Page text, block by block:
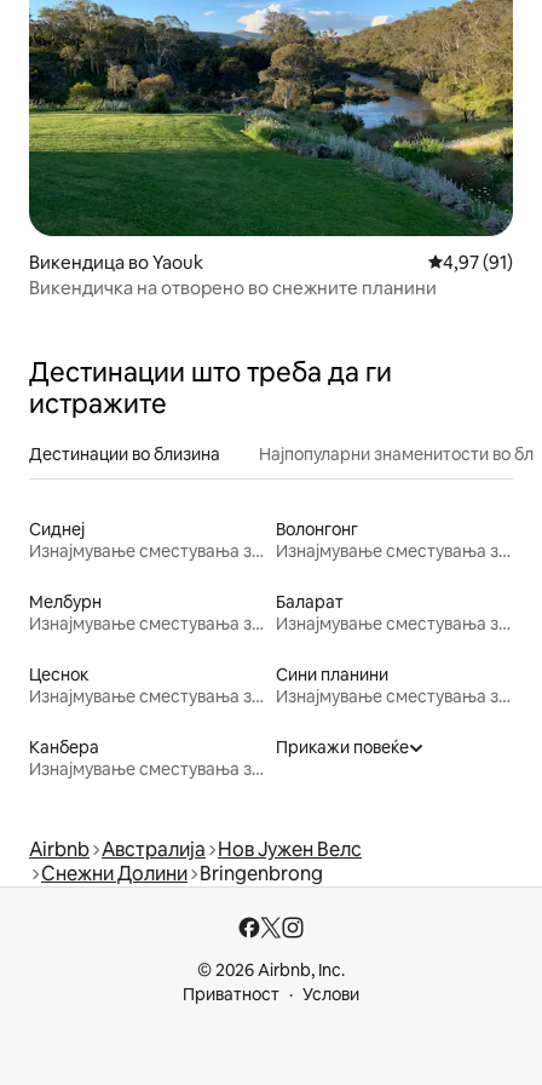
Викендица во Yaouk Просечна
4,97 (91)
Викендичка на отворено во снежните планини
Дестинации што треба да ги
истражите
Дестинации во близина Најпопуларни знаменитости во
Сиднеј
Изнајмување сместувања за одмор
Волонгонг
Изнајмување сместувања за одмор
Мелбурн
Изнајмување сместувања за одмор
Баларат
Изнајмување сместувања за одмор
Цеснок
Изнајмување сместувања за одмор
Сини планини
Изнајмување сместувања за одмор
Канбера
Изнајмување сместувања за одмор
Прикажи повеќе
Airbnb Австралија Нов Јужен Велс
Снежни Долини Bringenbrong
© 2026 Airbnb, Inc.
Приватност
Услови